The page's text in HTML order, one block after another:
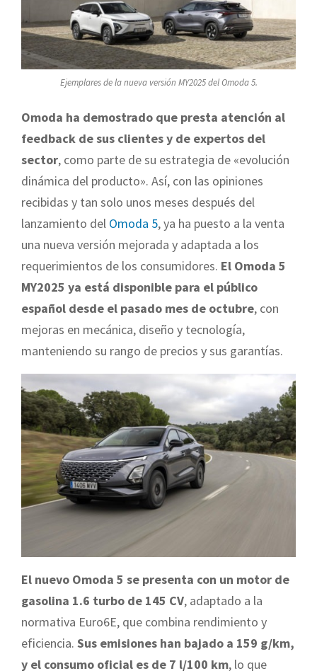
Ejemplares de la nueva versión MY2025 del Omoda 5.
Omoda ha demostrado que presta atención al
feedback de sus clientes y de expertos del
sector, como parte de su estrategia de «evolución
dinámica del producto». Así, con las opiniones
recibidas y tan solo unos meses después del
lanzamiento del Omoda 5, ya ha puesto a la venta
una nueva versión mejorada y adaptada a los
requerimientos de los consumidores. El Omoda 5
MY2025 ya está disponible para el público
español desde el pasado mes de octubre, con
mejoras en mecánica, diseño y tecnología,
manteniendo su rango de precios y sus garantías.
El nuevo Omoda 5 se presenta con un motor de
gasolina 1.6 turbo de 145 CV, adaptado a la
normativa Euro6E, que combina rendimiento y
eficiencia. Sus emisiones han bajado a 159 g/km,
y el consumo oficial es de 7 l/100 km, lo que